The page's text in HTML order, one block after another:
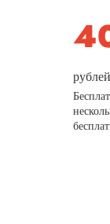
рублей